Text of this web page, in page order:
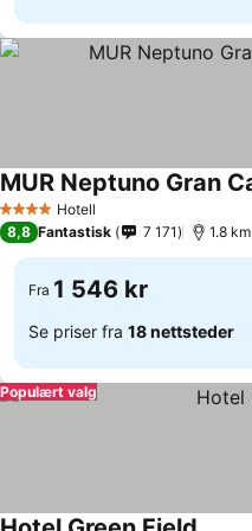
4 StjernerHotell
MUR Neptuno Gran
8,8 Fantastisk 7 171 1.8
Fra 1 546 kr
Se priser fra 18 nettsteder
Populært valg